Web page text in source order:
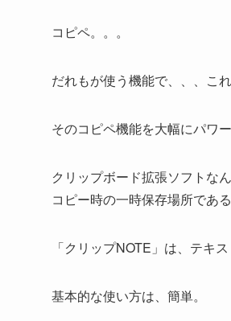
コピペ。。。
だれもが使う機能で、、、こ
そのコピペ機能を大幅にパワ
クリップボード拡張ソフトな
コピー時の一時保存場所であ
「クリップNOTE」は、テキ
基本的な使い方は、簡単。